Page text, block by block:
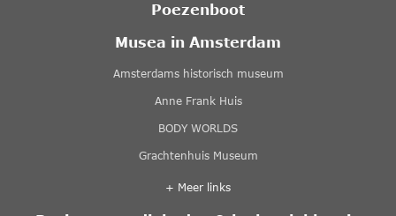
Poezenboot
Musea in Amsterdam
Amsterdams historisch museum
Anne Frank Huis
BODY WORLDS
Grachtenhuis Museum
+ Meer links